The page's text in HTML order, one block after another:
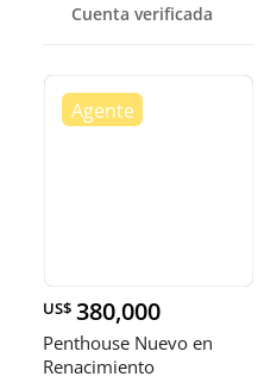
Cuenta verificada
US$ 380,000
Penthouse Nuevo en
Renacimiento